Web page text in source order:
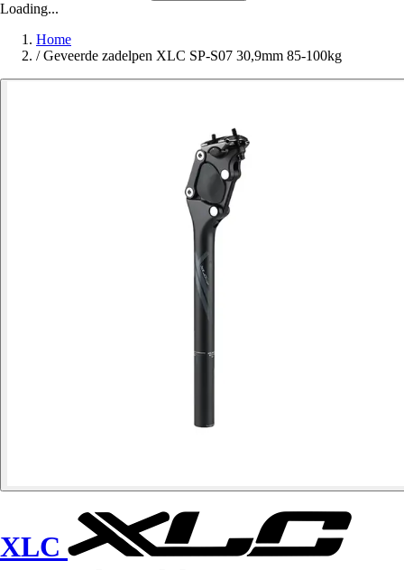
Loading...
Home
/ Geveerde zadelpen XLC SP-S07 30,9mm 85-100kg
XLC